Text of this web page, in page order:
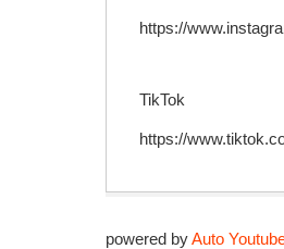
https://
TikTok
https://
powered byAuto